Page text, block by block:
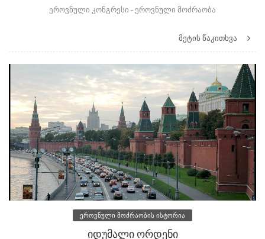
ეროვნული კონგრესი - ეროვნული მოძრაობა
მეტის წაკითხვა
ეროვნული მოძრაობის ისტორია
იდუმალი ორდენი